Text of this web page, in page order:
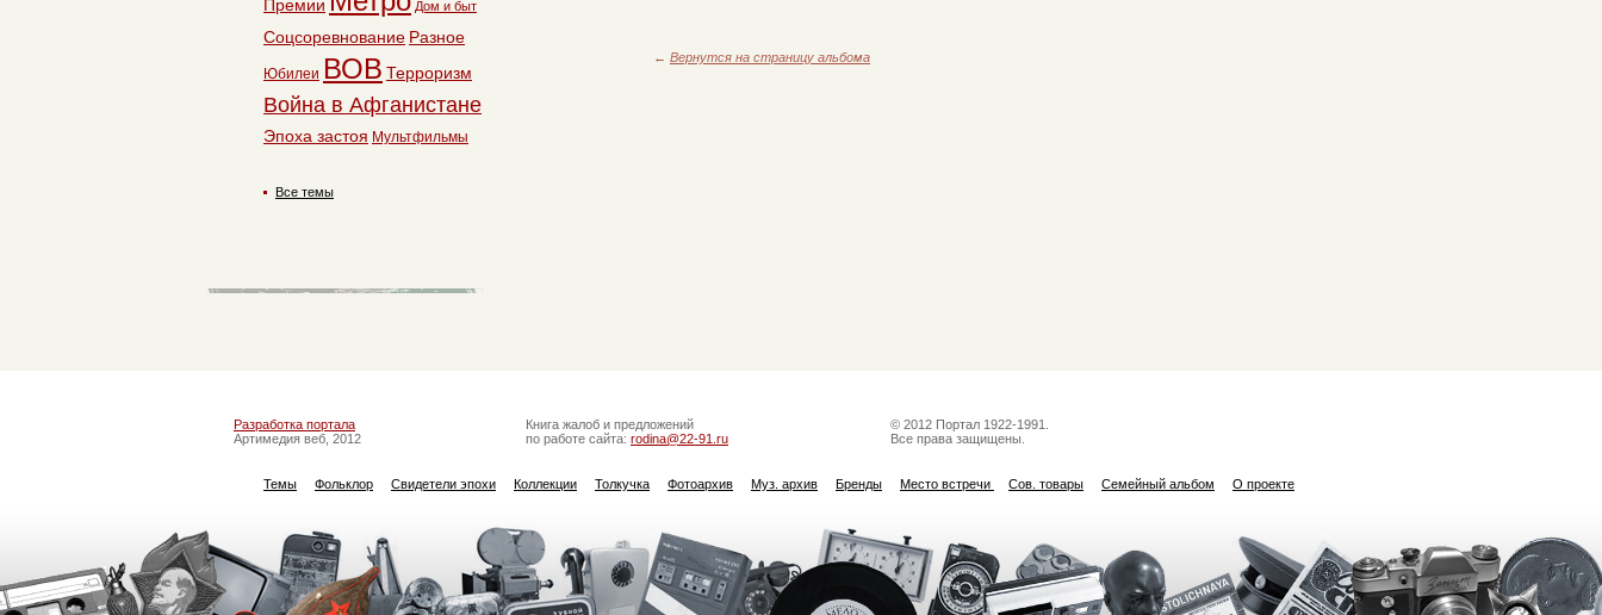
← Вернутся на страницу альбома
Премии Дом и быт
Соцсоревнование Разное
Юбилеи ВОВ Терроризм
Война в Афганистане
Эпоха застоя Мультфильмы
Все темы
Разработка портала
Артимедия веб, 2012
Книга жалоб и предложений
по работе сайта: rodina@22-91.ru
© 2012 Портал 1922-1991.
Все права защищены.
Темы Фольклор Свидетели эпохи Коллекции Толкучка Фотоархив Муз. архив Бренды Место встречи Сов. товары Семейный альбом О проекте